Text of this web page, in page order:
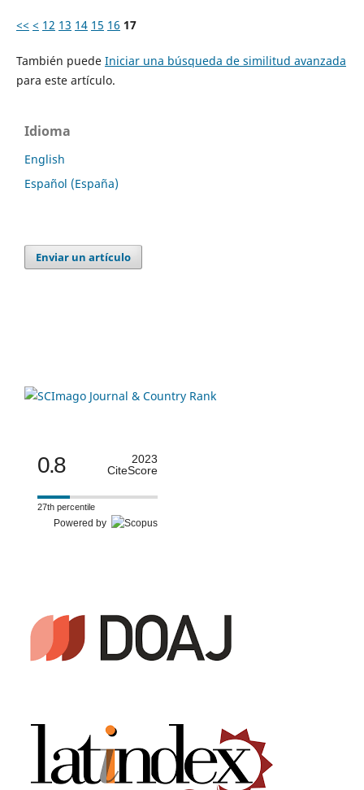
<< < 12 13 14 15 16 17
También puede Iniciar una búsqueda de similitud avanzada
para este artículo.
Idioma
English
Español (España)
Enviar un artículo
0.8
2023
CiteScore
27th percentile
Powered by